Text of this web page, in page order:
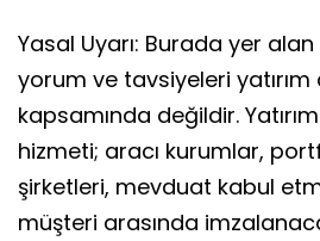
Yasal Uyarı: Burada yer alan
yorum ve tavsiyeleri yatırım
kapsamında değildir. Yatırım
hizmeti; aracı kurumlar,
şirketleri, mevduat kabul
müşteri arasında